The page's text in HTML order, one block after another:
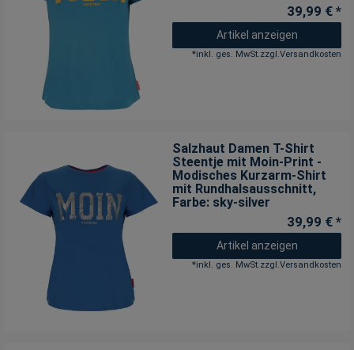
39,99 € *
Artikel anzeigen
*inkl. ges. MwSt.zzgl.Versandkosten
Salzhaut Damen T-Shirt
Steentje mit Moin-Print -
Modisches Kurzarm-Shirt
mit Rundhalsausschnitt,
Farbe: sky-silver
39,99 € *
Artikel anzeigen
*inkl. ges. MwSt.zzgl.Versandkosten